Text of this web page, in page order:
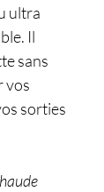
ultra
Il
sans
vos
sorties